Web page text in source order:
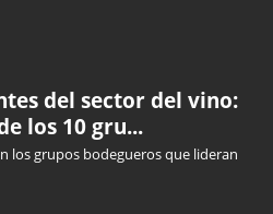
del sector del vino:
los 10 gru...
los grupos bodegueros que lideran